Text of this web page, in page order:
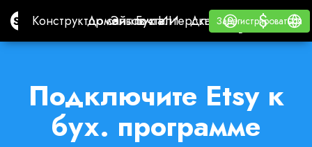
Site.proКонструктор сайтов с ИИ
Конструктор сайтов с ИИ
Домены
ДоменыЭл. почта
Эл. почта
Бухгалтерская программа
Бухгалтерская программа
Для
Для Реселлеров
ВАЙТ ЛЕЙБЛ
Обучение
Обучение
Зарегистрироваться
Зарегистрироваться
Войти $
$
Подключите Etsy к
бух. программе